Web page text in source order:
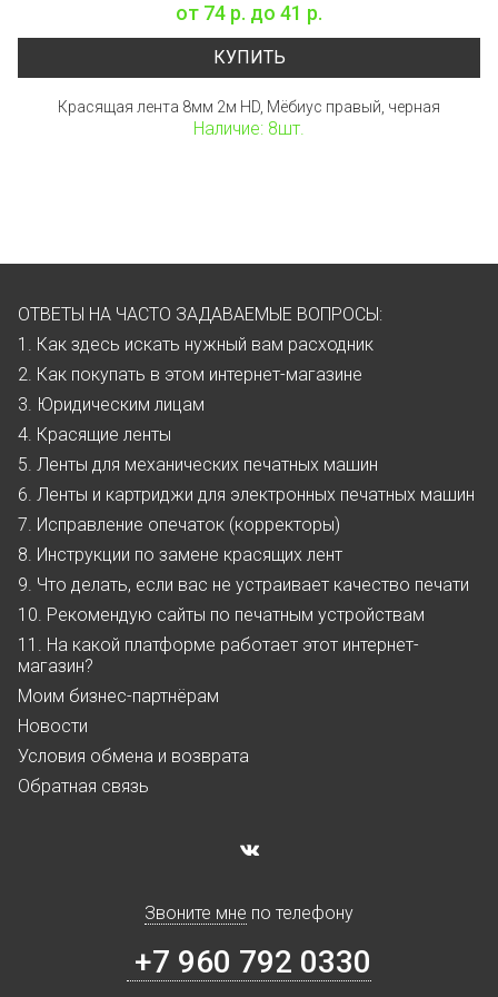
от 74 р. до 41 р.
КУПИТЬ
Красящая лента 8мм 2м HD, Мёбиус правый, черная
Наличие: 8шт.
ОТВЕТЫ НА ЧАСТО ЗАДАВАЕМЫЕ ВОПРОСЫ:
1. Как здесь искать нужный вам расходник
2. Как покупать в этом интернет-магазине
3. Юридическим лицам
4. Красящие ленты
5. Ленты для механических печатных машин
6. Ленты и картриджи для электронных печатных машин
7. Исправление опечаток (корректоры)
8. Инструкции по замене красящих лент
9. Что делать, если вас не устраивает качество печати
10. Рекомендую сайты по печатным устройствам
11. На какой платформе работает этот интернет-
магазин?
Моим бизнес-партнёрам
Новости
Условия обмена и возврата
Обратная связь
Звоните мне по телефону
+7 960 792 0330